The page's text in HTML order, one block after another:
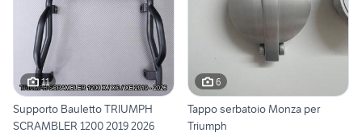
11
Supporto Bauletto TRIUMPH
SCRAMBLER 1200 2019 2026
6
Tappo serbatoio Monza per
Triumph